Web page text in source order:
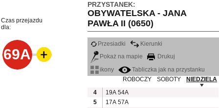
PRZYSTANEK:
OBYWATELSKA - JANA
PAWŁA II (0650)
Czas przejazdu
dla:
69A
Przesiadki
Kierunki
Pokaż na mapie
Drukuj
ikony
Tabliczka jak na przystanku
ROBOCZY
SOBOTY
NIEDZIELA
4
19A 54A
5
17A 57A